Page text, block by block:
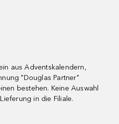
aus Adventskalendern,
"Douglas Partner"
bestehen. Keine Auswahl
in die Filiale.